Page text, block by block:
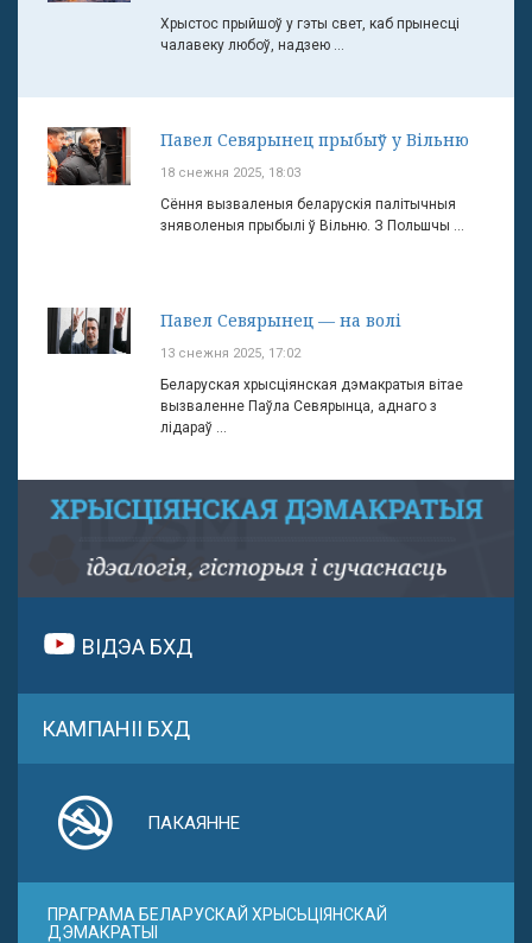
Хрыстос прыйшоў у гэты свет, каб прынесці
чалавеку любоў, надзею ...
Павел Севярынец прыбыў у Вільню
18 снежня 2025, 18:03
Сёння вызваленыя беларускія палітычныя
зняволеныя прыбылі ў Вільню. З Польшчы ...
Павел Севярынец — на волі
13 снежня 2025, 17:02
Беларуская хрысціянская дэмакратыя вітае
вызваленне Паўла Севярынца, аднаго з
лідараў ...
ВІДЭА БХД
КАМПАНІІ БХД
ПАКАЯННЕ
ПРАГРАМА БЕЛАРУСКАЙ ХРЫСЬЦІЯНСКАЙ
ДЭМАКРАТЫІ